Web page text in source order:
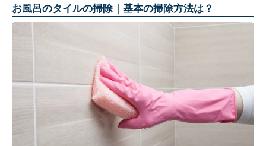
お風呂のタイルの掃除｜基本の掃除方法は？